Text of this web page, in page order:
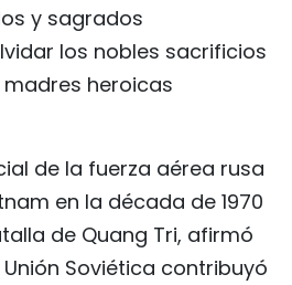
y sagrados
los nobles sacrificios
heroicas
de la fuerza aérea rusa
en la década de 1970
de Quang Tri, afirmó
Soviética contribuyó